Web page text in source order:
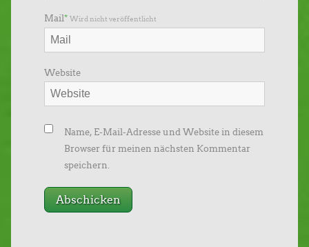
Mail* Wird nicht veröffentlicht
Website
Name, E-Mail-Adresse und Website in diesem
Browser für meinen nächsten Kommentar
speichern.